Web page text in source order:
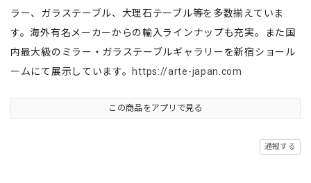
ラー、ガラステーブル、大理石テーブル等を多数揃えていま
す。海外有名メーカーからの輸入ラインナップも充実。また国
内最大級のミラー・ガラステーブルギャラリーを新宿ショール
ームにて展示しています。https://arte-japan.com
この商品をアプリで見る
通報する